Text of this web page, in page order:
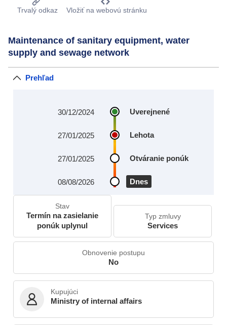
Trvalý odkaz Vložiť na webovú stránku
Maintenance of sanitary equipment, water
supply and sewage network
Prehľad
Uverejnené
30/12/2024
Lehota
27/01/2025
Otváranie ponúk
27/01/2025
Dnes
08/08/2026
Stav
Termín na zasielanie
ponúk uplynul
Typ zmluvy
Services
Obnovenie postupu
No
Kupujúci
Ministry of internal affairs